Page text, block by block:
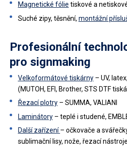
Magnetické fólie tiskové a
Suché zipy, těsnění, montážní
Profesionální
pro signmaking
Velkoformátové tiskárny– UV,
(MUTOH, EFI, Brother, STS DTF
Řezací plotry– SUMMA, VALIANI
Laminátory– teplé i studené,
Další zařízení– očkovače a
sublimační lisy, nože, řezací